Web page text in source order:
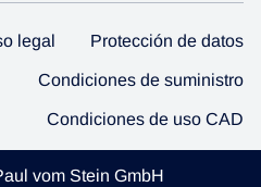
legal Protección de datos
Condiciones de suministro
Condiciones de uso CAD
vom Stein GmbH